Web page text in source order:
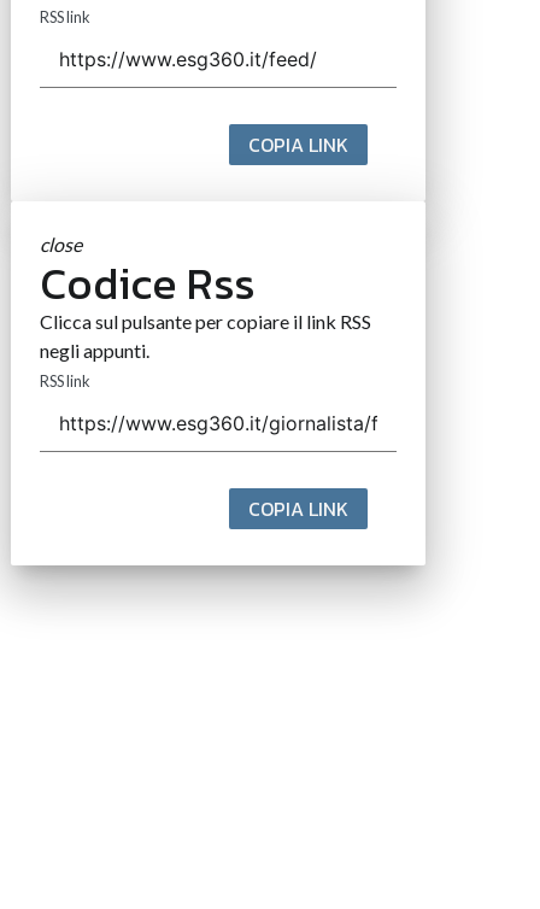
RSS link
COPIA LINK
close
Codice Rss
Clicca sul pulsante per copiare il link RSS
negli appunti.
RSS link
COPIA LINK